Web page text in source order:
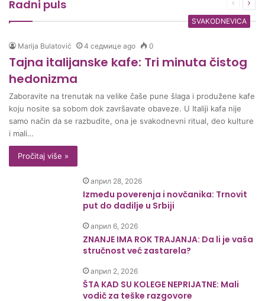
Radni puls
strana
SVAKODNEVICA
Marija Bulatović 4 седмице ago 0
Tajna italijanske kafe: Tri minuta čistog
hedonizma
Zaboravite na trenutak na velike čaše pune šlaga i produžene kafe
koju nosite sa sobom dok završavate obaveze. U Italiji kafa nije
samo način da se razbudite, ona je svakodnevni ritual, deo kulture
i mali…
Pročitaj više »
април 28, 2026
Između poverenja i novčanika: Trnovit
put do dadilje u Srbiji
април 6, 2026
ZNANJE IMA ROK TRAJANJA: Da li je vaša
stručnost već zastarela?
април 2, 2026
ŠTA KAD SU KOLEGE NEPRIJATNE: Mali
vodič za teške razgovore